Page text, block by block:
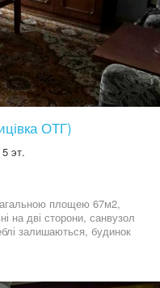
ОТГ)
эт.
площею 67м2,
на дві сторони, санвузол
залишаються, будинок